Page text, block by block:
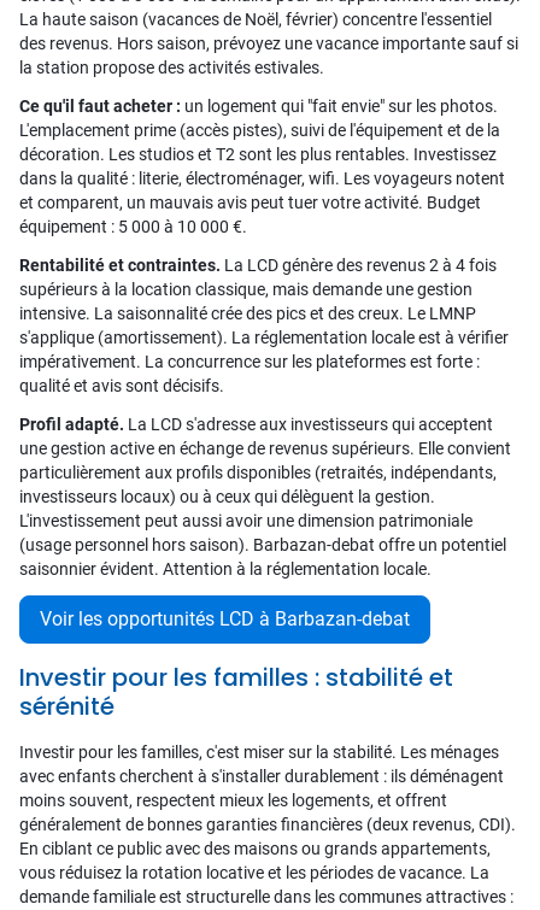
La haute saison (vacances de Noël, février) concentre l'essentiel
des revenus. Hors saison, prévoyez une vacance importante sauf si
la station propose des activités estivales.
Ce qu'il faut acheter : un logement qui "fait envie" sur les photos.
L'emplacement prime (accès pistes), suivi de l'équipement et de la
décoration. Les studios et T2 sont les plus rentables. Investissez
dans la qualité : literie, électroménager, wifi. Les voyageurs notent
et comparent, un mauvais avis peut tuer votre activité. Budget
équipement : 5 000 à 10 000 €.
Rentabilité et contraintes. La LCD génère des revenus 2 à 4 fois
supérieurs à la location classique, mais demande une gestion
intensive. La saisonnalité crée des pics et des creux. Le LMNP
s'applique (amortissement). La réglementation locale est à vérifier
impérativement. La concurrence sur les plateformes est forte :
qualité et avis sont décisifs.
Profil adapté. La LCD s'adresse aux investisseurs qui acceptent
une gestion active en échange de revenus supérieurs. Elle convient
particulièrement aux profils disponibles (retraités, indépendants,
investisseurs locaux) ou à ceux qui délèguent la gestion.
L'investissement peut aussi avoir une dimension patrimoniale
(usage personnel hors saison). Barbazan-debat offre un potentiel
saisonnier évident. Attention à la réglementation locale.
Voir les opportunités LCD à Barbazan-debat
Investir pour les familles : stabilité et
sérénité
Investir pour les familles, c'est miser sur la stabilité. Les ménages
avec enfants cherchent à s'installer durablement : ils déménagent
moins souvent, respectent mieux les logements, et offrent
généralement de bonnes garanties financières (deux revenus, CDI).
En ciblant ce public avec des maisons ou grands appartements,
vous réduisez la rotation locative et les périodes de vacance. La
demande familiale est structurelle dans les communes attractives :